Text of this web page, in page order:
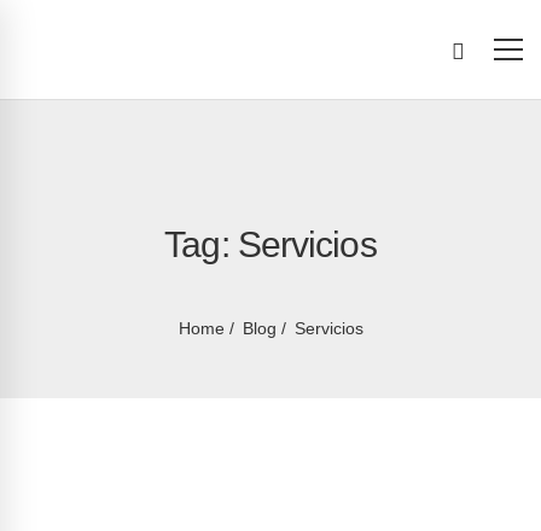
Tag: Servicios
Home Blog Servicios